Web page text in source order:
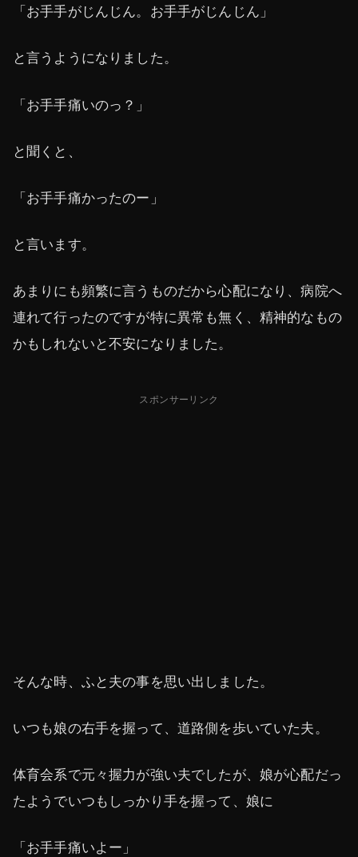
「お手手がじんじん。お手手がじんじん」
と言うようになりました。
「お手手痛いのっ？」
と聞くと、
「お手手痛かったのー」
と言います。
あまりにも頻繁に言うものだから心配になり、病院へ
連れて行ったのですが特に異常も無く、精神的なもの
かもしれないと不安になりました。
スポンサーリンク
そんな時、ふと夫の事を思い出しました。
いつも娘の右手を握って、道路側を歩いていた夫。
体育会系で元々握力が強い夫でしたが、娘が心配だっ
たようでいつもしっかり手を握って、娘に
「お手手痛いよー」